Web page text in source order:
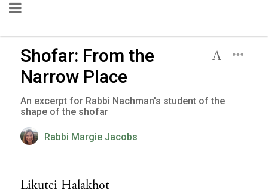
Shofar: From the
Narrow Place
An excerpt for Rabbi Nachman's student of the
shape of the shofar
Rabbi Margie Jacobs
Likutei Halakhot